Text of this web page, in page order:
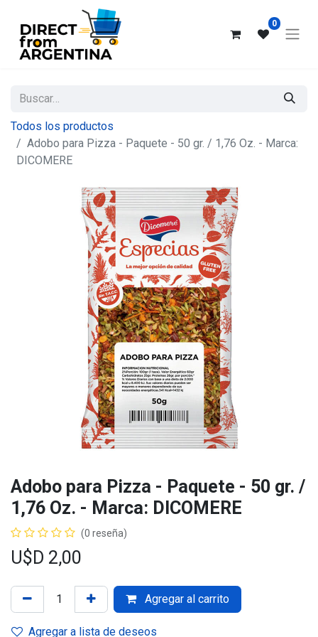
0
Todos los productos
Adobo para Pizza - Paquete - 50 gr. / 1,76 Oz. - Marca:
DICOMERE
Adobo para Pizza - Paquete - 50 gr. /
1,76 Oz. - Marca: DICOMERE
(0 reseña)
U$D 2,00
Agregar al carrito
Agregar a lista de deseos